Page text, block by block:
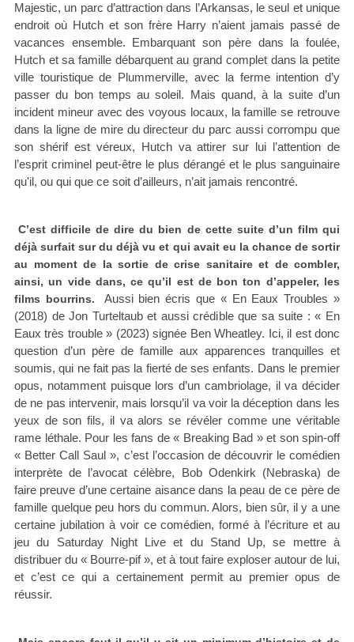
Majestic, un parc d’attraction dans l’Arkansas, le seul et unique
endroit où Hutch et son frère Harry n’aient jamais passé de
vacances ensemble. Embarquant son père dans la foulée,
Hutch et sa famille débarquent au grand complet dans la petite
ville touristique de Plummerville, avec la ferme intention d’y
passer du bon temps au soleil. Mais quand, à la suite d’un
incident mineur avec des voyous locaux, la famille se retrouve
dans la ligne de mire du directeur du parc aussi corrompu que
son shérif est véreux, Hutch va attirer sur lui l’attention de
l’esprit criminel peut-être le plus dérangé et le plus sanguinaire
qu'il, ou qui que ce soit d’ailleurs, n’ait jamais rencontré.
C’est difficile de dire du bien de cette suite d’un film qui
déjà surfait sur du déjà vu et qui avait eu la chance de sortir
au moment de la sortie de crise sanitaire et de combler,
ainsi, un vide dans, ce qu’il est de bon ton d’appeler, les
films bourrins.
Aussi bien écris que « En Eaux Troubles »
(2018) de Jon Turteltaub et aussi crédible que sa suite : « En
Eaux très trouble » (2023) signée Ben Wheatley. Ici, il est donc
question d’un père de famille aux apparences tranquilles et
soumis, qui ne fait pas la fierté de ses enfants. Dans le premier
opus, notamment puisque lors d’un cambriolage, il va décider
de ne pas intervenir, mais lorsqu’il va voir la déception dans les
yeux de son fils, il va alors se révéler comme une véritable
rame léthale. Pour les fans de « Breaking Bad » et son spin-off
« Better Call Saul », c’est l’occasion de découvrir le comédien
interprète de l’avocat célèbre, Bob Odenkirk (Nebraska) de
faire preuve d’une certaine aisance dans la peau de ce père de
famille quelque peu hors du commun. Alors, bien sûr, il y a une
certaine jubilation à voir ce comédien, formé à l’écriture et au
jeu du Saturday Night Live et du Stand Up, se mettre à
distribuer du « Bourre-pif », et à tout faire exploser autour de lui,
et c’est ce qui a certainement permit au premier opus de
réussir.